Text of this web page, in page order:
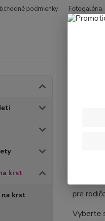
podmienky Fotogaléria
krst
na krst
Na
pre
Vyberte